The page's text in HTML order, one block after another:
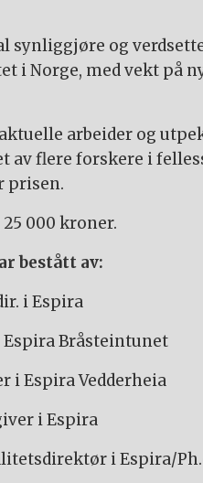
synliggjøre og
i Norge, med vekt på
arbeider og
av flere forskere i
prisen.
000 kroner.
bestått av:
i Espira
Espira Bråsteintunet
i Espira Vedderheia
i Espira
i Espira/